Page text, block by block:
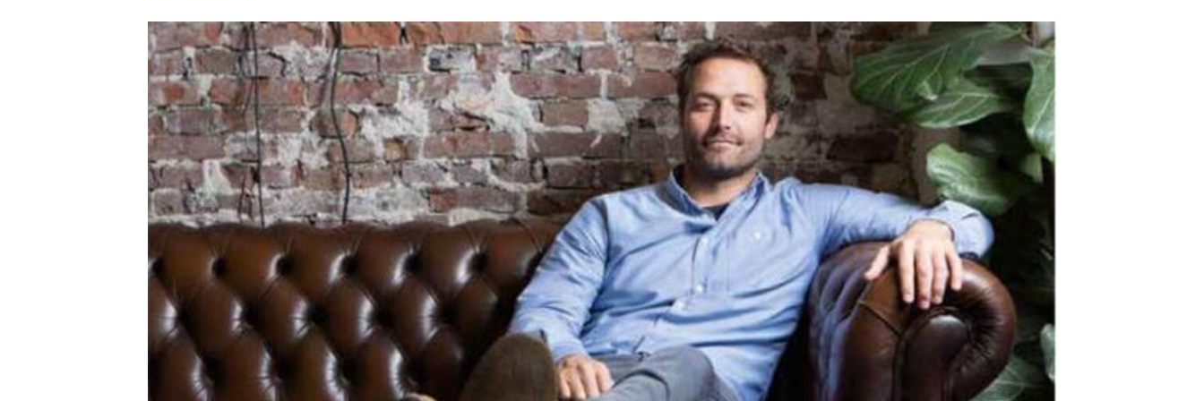
Gedragsverandering
Influencer marketing
Interne communicatie
Martech
Purpose Marketing
Reputatie & crisis